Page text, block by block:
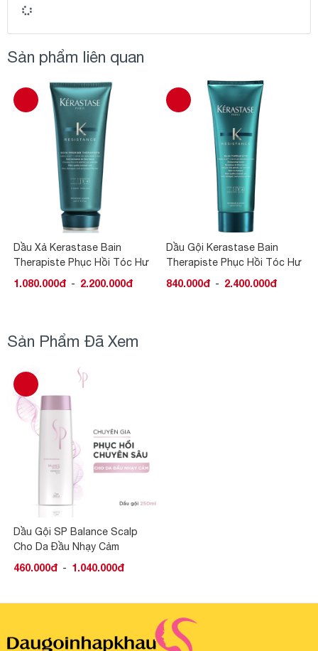
Sản phẩm liên quan
Dầu Xả Kerastase Bain
Therapiste Phục Hồi Tóc Hư
Tổn
1.080.000đ - 2.200.000đ
Dầu Gội Kerastase Bain
Therapiste Phục Hồi Tóc Hư
Tổn
840.000đ - 2.400.000đ
Sản Phẩm Đã Xem
Dầu Gội SP Balance Scalp
Cho Da Đầu Nhạy Cảm
250ml/1000ml
460.000đ - 1.040.000đ